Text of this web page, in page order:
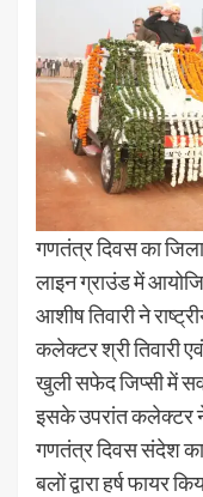
गणतंत्र दिवस का
लाइन ग्राउंड में
आशीष तिवारी ने
कलेक्टर श्री तिवारी
खुली सफेद जिप्सी में
इसके उपरांत कलेक्टर ने
गणतंत्र दिवस संदेश
बलों द्वारा हर्ष फायर